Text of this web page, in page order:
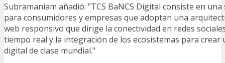
Subramaniam añadió: "TCS BaNCS Digital consiste en
para consumidores y empresas que adoptan una
web responsivo que dirige la conectividad en redes
tiempo real y la integración de los ecosistemas para crear
digital de clase mundial."